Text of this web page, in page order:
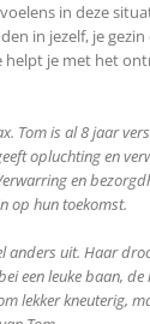
in deze
in jezelf, je
helpt je met het
Tom is al 8 jaar
opluchting en
en
op hun toekomst.
anders uit. Haar
een leuke baan, de
lekker kneuterig,